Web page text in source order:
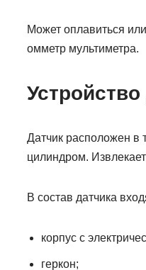
Может оплавиться
омметр мультиметра.
Устройство
Датчик расположен в
цилиндром.
В состав датчика
корпус с
геркон;